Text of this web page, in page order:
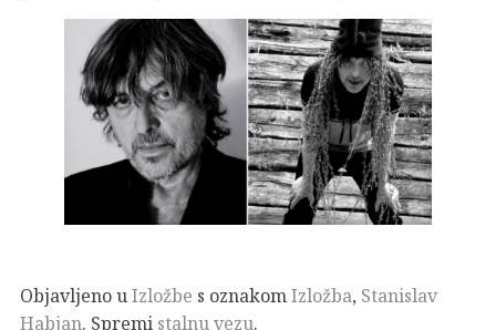
Objavljeno uIzložbe s oznakomIzložba, Stanislav
Habjan. Spremi stalnu vezu.